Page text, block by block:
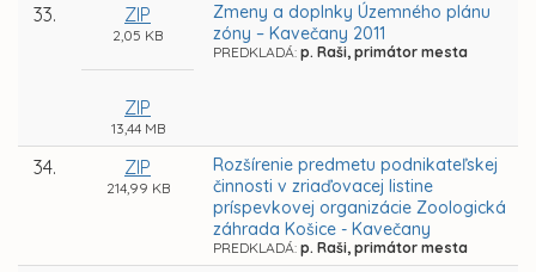
33. ZIP
2,05 KB
ZIP
13,44 MB
Zmeny a doplnky Územného plánu
zóny – Kavečany 2011
PREDKLADÁ: p. Raši, primátor mesta
34. ZIP
214,99 KB
Rozšírenie predmetu podnikateľskej
činnosti v zriaďovacej listine
príspevkovej organizácie Zoologická
záhrada Košice - Kavečany
PREDKLADÁ: p. Raši, primátor mesta